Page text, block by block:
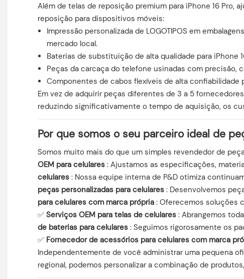
Além de telas de reposição premium para iPhone 16
reposição para dispositivos móveis:
Impressão personalizada de LOGOTIPOS em
mercado local.
Baterias de substituição de alta qualidade para iPhone
Peças da carcaça do telefone usinadas com precisão,
Componentes de cabos flexíveis de alta confiabilidade
Em vez de adquirir peças diferentes de 3 a 5
reduzindo significativamente o tempo de aquisição, os
Por que somos o seu parceiro ideal de
Somos muito mais do que um simples revendedor de
OEM para celulares : Ajustamos as especificações,
celulares : Nossa equipe interna de P&D otimiza
peças personalizadas para celulares : Desenvolvemos
para celulares com marca própria : Oferecemos soluções
✅ Serviços OEM para telas de celulares : Abrangemos
de baterias para celulares : Seguimos rigorosamente os
✅ Fornecedor de acessórios para celulares com marca
Independentemente de você administrar uma pequena
regional, podemos personalizar a combinação de